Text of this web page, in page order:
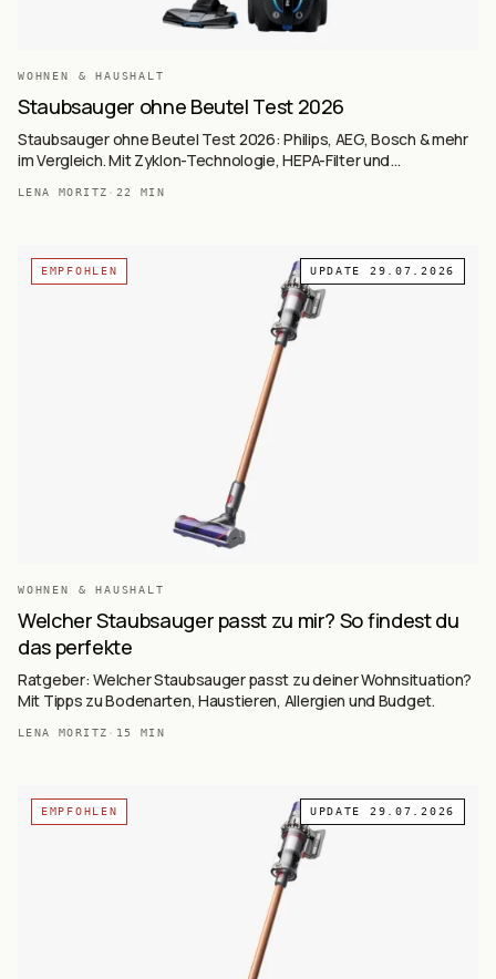
WOHNEN & HAUSHALT
Staubsauger ohne Beutel Test 2026
Staubsauger ohne Beutel Test 2026: Philips, AEG, Bosch & mehr
im Vergleich. Mit Zyklon-Technologie, HEPA-Filter und
LENA MORITZ · 22 MIN
EMPFOHLEN UPDATE 29.07.2026
WOHNEN & HAUSHALT
Welcher Staubsauger passt zu mir? So findest du
das perfekte
Ratgeber: Welcher Staubsauger passt zu deiner Wohnsituation?
Mit Tipps zu Bodenarten, Haustieren, Allergien und Budget.
LENA MORITZ · 15 MIN
EMPFOHLEN UPDATE 29.07.2026